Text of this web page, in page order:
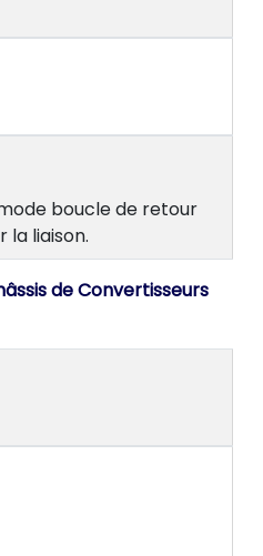
boucle de retour
liaison.
de Convertisseurs